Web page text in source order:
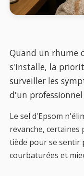
Quand un rhume
s'installe, la
surveiller les
d'un
Le sel d'Epsom
revanche,
tiède pour se sentir
courbaturées et